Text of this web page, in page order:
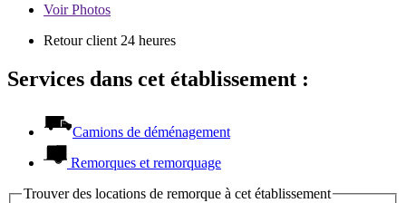
VoirPhotos
Retour client 24 heures
Services dans cet établissement :
Camions de déménagement
Remorques et remorquage
Trouver des locations de remorque à cet établissement